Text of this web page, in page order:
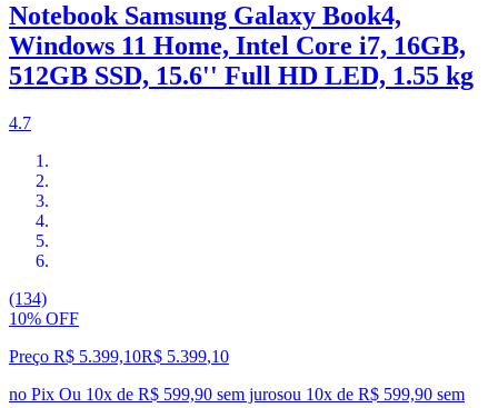
Notebook Samsung Galaxy Book4,
Windows 11 Home, Intel Core i7, 16GB,
512GB SSD, 15.6'' Full HD LED, 1.55 kg
4.7
(134)
10% OFF
Preço R$ 5.399,10R$ 5.399,10
no Pix Ou 10x de R$ 599,90 sem jurosou 10x de R$ 599,90 sem